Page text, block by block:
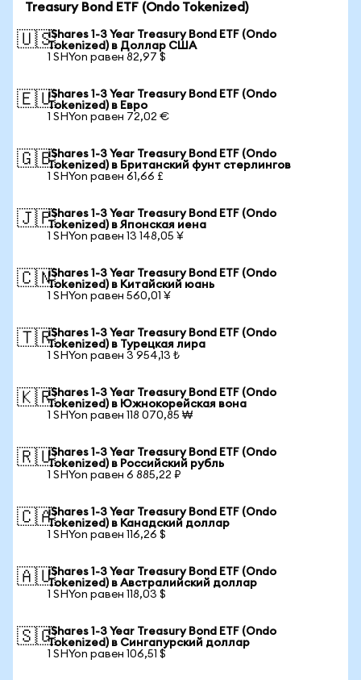
Treasury Bond ETF (Ondo Tokenized)
🇺🇸iShares 1-3 Year Treasury Bond ETF (Ondo
Tokenized) в Доллар США
1 SHYon равен 82,97 $
🇪🇺iShares 1-3 Year Treasury Bond ETF (Ondo
Tokenized) в Евро
1 SHYon равен 72,02 €
🇬🇧iShares 1-3 Year Treasury Bond ETF (Ondo
Tokenized) в Британский фунт стерлингов
1 SHYon равен 61,66 £
🇯🇵iShares 1-3 Year Treasury Bond ETF (Ondo
Tokenized) в Японская иена
1 SHYon равен 13 148,05 ¥
🇨🇳iShares 1-3 Year Treasury Bond ETF (Ondo
Tokenized) в Китайский юань
1 SHYon равен 560,01 ¥
🇹🇷iShares 1-3 Year Treasury Bond ETF (Ondo
Tokenized) в Турецкая лира
1 SHYon равен 3 954,13 ₺
🇰🇷iShares 1-3 Year Treasury Bond ETF (Ondo
Tokenized) в Южнокорейская вона
1 SHYon равен 118 070,85 ₩
🇷🇺iShares 1-3 Year Treasury Bond ETF (Ondo
Tokenized) в Российский рубль
1 SHYon равен 6 885,22 ₽
🇨🇦iShares 1-3 Year Treasury Bond ETF (Ondo
Tokenized) в Канадский доллар
1 SHYon равен 116,26 $
🇦🇺iShares 1-3 Year Treasury Bond ETF (Ondo
Tokenized) в Австралийский доллар
1 SHYon равен 118,03 $
🇸🇬iShares 1-3 Year Treasury Bond ETF (Ondo
Tokenized) в Сингапурский доллар
1 SHYon равен 106,51 $